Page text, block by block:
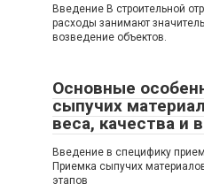
Введение В строительной
расходы занимают
возведение объектов.
Основные
сыпучих
веса, качества и
Введение в специфику
Приемка сыпучих
этапов